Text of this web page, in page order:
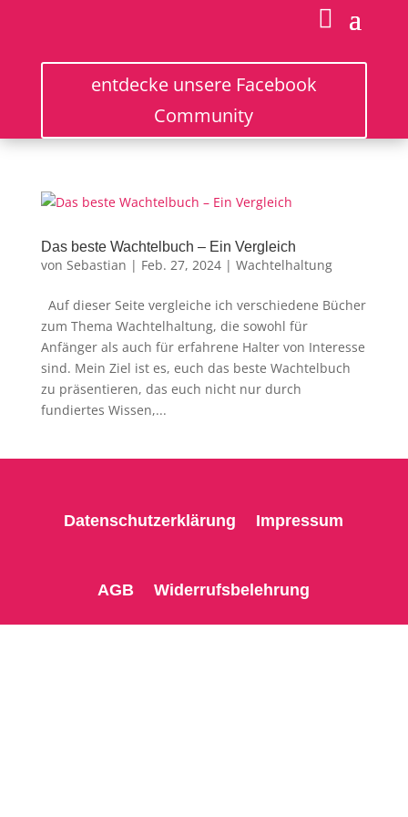
entdecke unsere Facebook
Community
Das beste Wachtelbuch – Ein Vergleich
von Sebastian | Feb. 27, 2024| Wachtelhaltung
Auf dieser Seite vergleiche ich verschiedene Bücher
zum Thema Wachtelhaltung, die sowohl für
Anfänger als auch für erfahrene Halter von Interesse
sind. Mein Ziel ist es, euch das beste Wachtelbuch
zu präsentieren, das euch nicht nur durch
fundiertes Wissen,...
Datenschutzerklärung Impressum
AGB Widerrufsbelehrung